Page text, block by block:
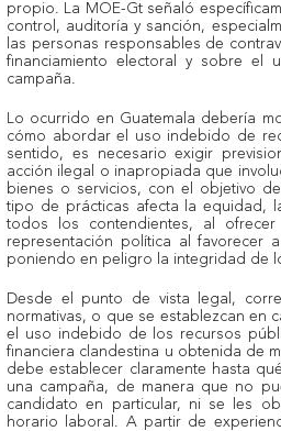
propio. La MOE-Gt señaló
control, auditoría y sanción,
las personas responsables de
financiamiento electoral y sobre el
campaña.
Lo ocurrido en Guatemala debería
cómo abordar el uso indebido de
sentido, es necesario exigir
acción ilegal o inapropiada que
bienes o servicios, con el objetivo
tipo de prácticas afecta la equidad,
todos los contendientes, al
representación política al
poniendo en peligro la integridad de
Desde el punto de vista legal,
normativas, o que se establezcan en
el uso indebido de los recursos
financiera clandestina u obtenida de
debe establecer claramente hasta
una campaña, de manera que no
candidato en particular, ni se les
horario laboral. A partir de